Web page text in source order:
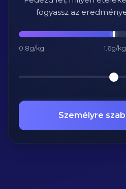
fogyassz az
0.8g/kg 1.6g/kg
Személyre